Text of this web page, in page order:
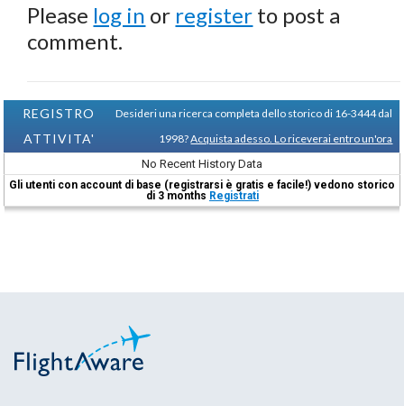
Please log in or register to post a
comment.
REGISTRO
ATTIVITA'
Desideri una ricerca completa dello storico di 16-3444 dal
1998?Acquista adesso. Lo riceverai entro un'ora
No Recent History Data
Gli utenti con account di base (registrarsi è gratis e facile!) vedono storico
di 3 months Registrati